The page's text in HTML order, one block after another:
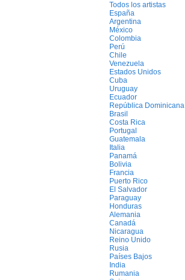
Todos los artistas
España
Argentina
México
Colombia
Perú
Chile
Venezuela
Estados Unidos
Cuba
Uruguay
Ecuador
República Dominicana
Brasil
Costa Rica
Portugal
Guatemala
Italia
Panamá
Bolivia
Francia
Puerto Rico
El Salvador
Paraguay
Honduras
Alemania
Canadá
Nicaragua
Reino Unido
Rusia
Países Bajos
India
Rumania